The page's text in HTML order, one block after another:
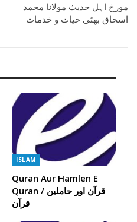
مورخ اہل حدیث مولانا محمد
اسحاق بھٹی حیات و خدمات
ISLAM
Quran Aur Hamlen E
Quran / قرآن اور حاملین
قرآن